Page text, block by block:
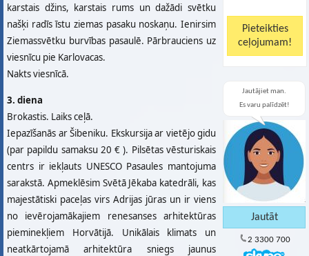
Jautājiet man.
Es varu palīdzēt!
2 3300 700
karstais džins, karstais rums un dažādi svētku
našķi radīs īstu ziemas pasaku noskaņu. Ienirsim
Ziemassvētku burvības pasaulē. Pārbrauciens uz
viesnīcu pie Karlovacas.
Nakts viesnīcā.
3. diena
Brokastis. Laiks ceļā.
Iepazīšanās ar Šibeniku. Ekskursija ar vietējo gidu
(par papildu samaksu 20 € ). Pilsētas vēsturiskais
centrs ir iekļauts UNESCO Pasaules mantojuma
sarakstā. Apmeklēsim Svētā Jēkaba katedrāli, kas
majestātiski paceļas virs Adrijas jūras un ir viens
no ievērojamākajiem renesanses arhitektūras
pieminekļiem Horvātijā. Unikālais klimats un
neatkārtojamā arhitektūra sniegs jaunus